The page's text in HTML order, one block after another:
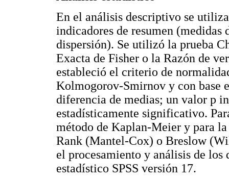
En el análisis descriptivo se
indicadores de resumen
dispersión). Se utilizó la prueba
Exacta de Fisher o la Razón de
estableció el criterio de
Kolmogorov-Smirnov y con base
diferencia de medias; un valor p
estadísticamente significativo.
método de Kaplan-Meier y para
Rank (Mantel-Cox) o Breslow
el procesamiento y análisis de los
estadístico SPSS versión 17.